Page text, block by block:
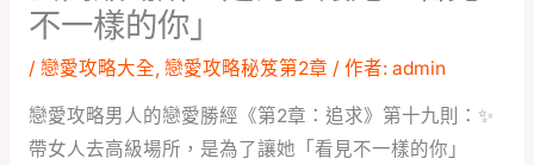
不一樣的你」
/ 戀愛攻略大全, 戀愛攻略秘笈第2章 / 作者: admin
戀愛攻略男人的戀愛勝經《第2章：追求》第十九則：✨
帶女人去高級場所，是為了讓她「看見不一樣的你」